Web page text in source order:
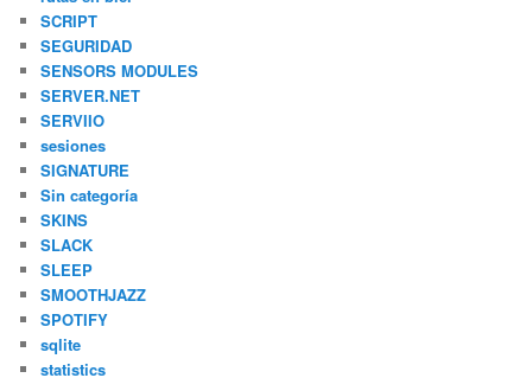
SCRIPT
SEGURIDAD
SENSORS MODULES
SERVER.NET
SERVIIO
sesiones
SIGNATURE
Sin categoría
SKINS
SLACK
SLEEP
SMOOTHJAZZ
SPOTIFY
sqlite
statistics